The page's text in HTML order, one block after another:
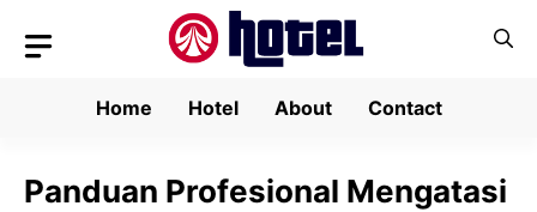
Home
Hotel About Contact
Panduan Profesional Mengatasi